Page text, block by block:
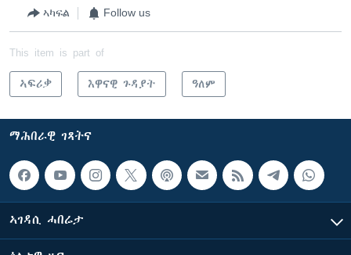
ኣካፍል Follow us
This item is part of
ኣፍሪቃ እዋናዊ ጉዳያት ዓለም
ማሕበራዊ ገጻትና
ኣገዳሲ ሓበሬታ